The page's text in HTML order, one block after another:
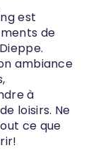
est
de
ambiance
à
loisirs. Ne
ce que